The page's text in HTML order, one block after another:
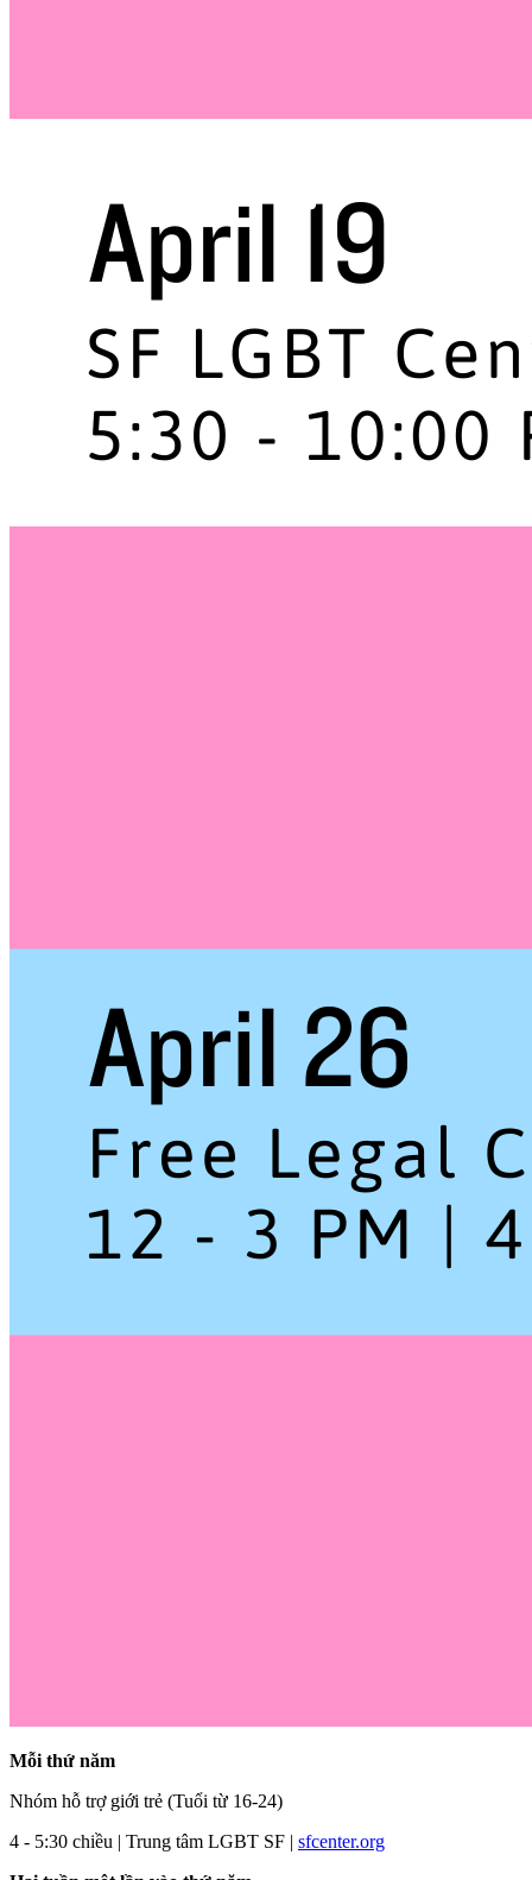
Mỗi thứ năm
Nhóm hỗ trợ giới trẻ (Tuổi từ 16-24)
4 - 5:30 chiều | Trung tâm LGBT SF | sfcenter.org